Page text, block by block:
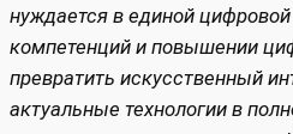
нуждается в единой
компетенций и повышении
превратить искусственный
актуальные технологии в